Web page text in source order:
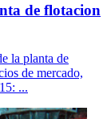
de flotacion
la planta de
de mercado,
...